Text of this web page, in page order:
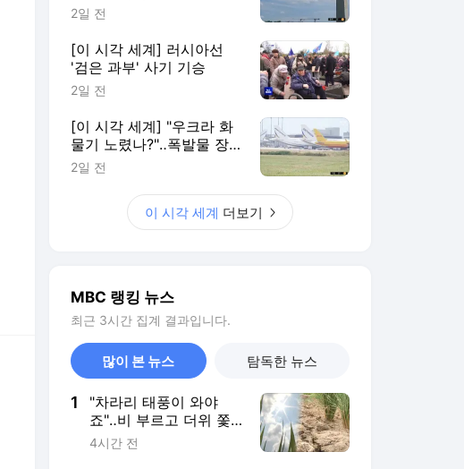
2일 전
[이 시각 세계] 러시아선
'검은 과부' 사기 기승
2일 전
[이 시각 세계] "우크라 화
물기 노렸나?"‥폭발물 장
착 드론 발견
2일 전
이 시각 세계 더보기
MBC 랭킹 뉴스
최근 3시간 집계 결과입니다.
많이 본 뉴스 탐독한 뉴스
1
"차라리 태풍이 와야
죠"‥비 부르고 더위 쫓
을 '효자 태풍'은 언제?
4시간 전